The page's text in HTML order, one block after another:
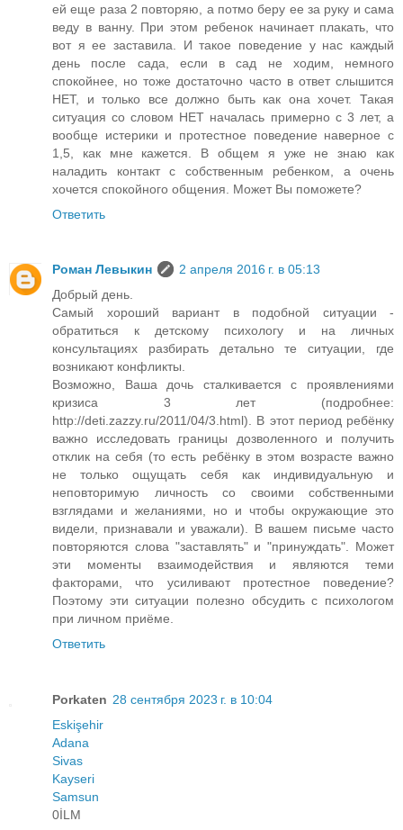
ей еще раза 2 повторяю, а потмо беру ее за руку и сама
веду в ванну. При этом ребенок начинает плакать, что
вот я ее заставила. И такое поведение у нас каждый
день после сада, если в сад не ходим, немного
спокойнее, но тоже достаточно часто в ответ слышится
НЕТ, и только все должно быть как она хочет. Такая
ситуация со словом НЕТ началась примерно с 3 лет, а
вообще истерики и протестное поведение наверное с
1,5, как мне кажется. В общем я уже не знаю как
наладить контакт с собственным ребенком, а очень
хочется спокойного общения. Может Вы поможете?
Ответить
Роман Левыкин
2 апреля 2016 г. в 05:13
Добрый день.
Самый хороший вариант в подобной ситуации -
обратиться к детскому психологу и на личных
консультациях разбирать детально те ситуации, где
возникают конфликты.
Возможно, Ваша дочь сталкивается с проявлениями
кризиса 3 лет (подробнее:
http://deti.zazzy.ru/2011/04/3.html). В этот период ребёнку
важно исследовать границы дозволенного и получить
отклик на себя (то есть ребёнку в этом возрасте важно
не только ощущать себя как индивидуальную и
неповторимую личность со своими собственными
взглядами и желаниями, но и чтобы окружающие это
видели, признавали и уважали). В вашем письме часто
повторяются слова "заставлять" и "принуждать". Может
эти моменты взаимодействия и являются теми
факторами, что усиливают протестное поведение?
Поэтому эти ситуации полезно обсудить с психологом
при личном приёме.
Ответить
Porkaten 28 сентября 2023 г. в 10:04
Eskişehir
Adana
Sivas
Kayseri
Samsun
0İLM